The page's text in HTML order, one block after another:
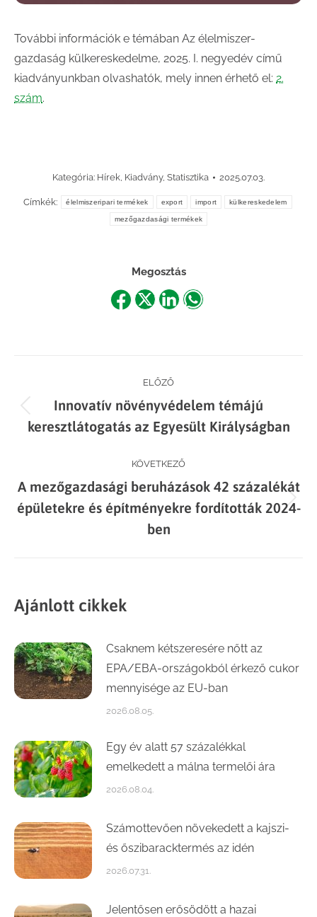
További információk e témában Az élelmiszer-
gazdaság külkereskedelme, 2025. I. negyedév című
kiadványunkban olvashatók, mely innen érhető el: 2.
szám.
Kategória: Hírek, Kiadvány, Statisztika 2025.07.03.
Címkék: élelmiszeripari termékek export import külkereskedelem
mezőgazdasági termékek
Megosztás
ShareShareShareShare
navigation
ELŐZŐ
Previous
post:
Innovatív növényvédelem témájú
keresztlátogatás az Egyesült Királyságban
KÖVETKEZŐ
Next
post:
A mezőgazdasági beruházások 42 százalékát
épületekre és építményekre fordították 2024-
ben
Ajánlott cikkek
Csaknem kétszeresére nőtt az
EPA/EBA-országokból érkező cukor
mennyisége az EU-ban
2026.08.05.
Egy év alatt 57 százalékkal
emelkedett a málna termelői ára
2026.08.04.
Számottevően növekedett a kajszi-
és őszibaracktermés az idén
2026.07.31.
Jelentősen erősödött a hazai